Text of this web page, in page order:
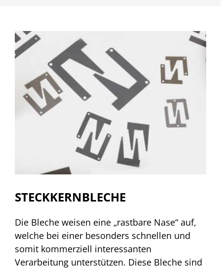
STECKKERNBLECHE
Die Bleche weisen eine „rastbare Nase“ auf,
welche bei einer besonders schnellen und
somit kommerziell interessanten
Verarbeitung unterstützen. Diese Bleche sind